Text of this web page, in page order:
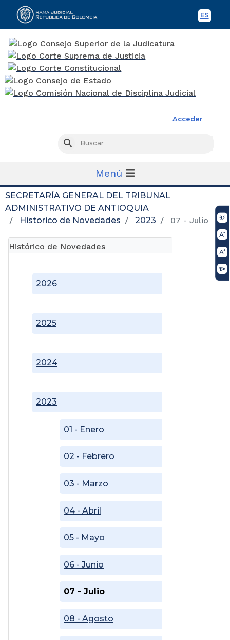
ES
Acceder
Buscar
Menú
SECRETARÍA GENERAL DEL TRIBUNAL
ADMINISTRATIVO DE ANTIOQUIA
Historico de Novedades
2023 07 - Julio
Histórico de Novedades
2023
01 - Enero
02 - Febrero
03 - Marzo
04 - Abril
05 - Mayo
06 - Junio
07 - Julio
08 - Agosto
2024
2025
2026